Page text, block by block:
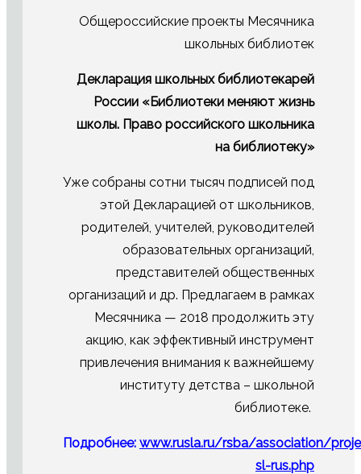
Общероссийские проекты Месячника
школьных библиотек
Декларация школьных библиотекарей
России «Библиотеки меняют жизнь
школы. Право российского школьника
на библиотеку»
Уже собраны сотни тысяч подписей под
этой Декларацией от школьников,
родителей, учителей, руководителей
образовательных организаций,
представителей общественных
организаций и др. Предлагаем в рамках
Месячника — 2018 продолжить эту
акцию, как эффективный инструмент
привлечения внимания к важнейшему
институту детства – школьной
библиотеке.
Подробнее: www.rusla.ru/rsba/association/
sl-rus.php